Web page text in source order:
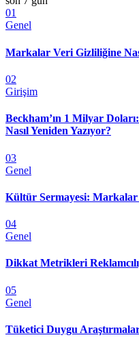
01
Genel
Markalar Veri Gizliliğine
02
Girişim
Beckham’ın 1 Milyar
Nasıl Yeniden Yazıyor?
03
Genel
Kültür Sermayesi: Markalar
04
Genel
Dikkat Metrikleri
05
Genel
Tüketici Duygu